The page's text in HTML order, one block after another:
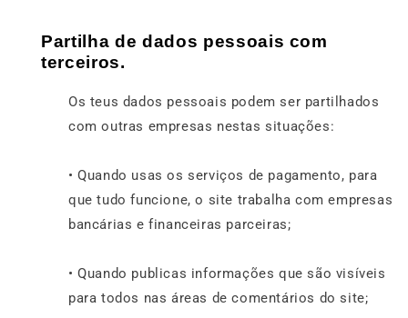
Partilha de dados pessoais com
terceiros.
Os teus dados pessoais podem ser partilhados
com outras empresas nestas situações:
• Quando usas os serviços de pagamento, para
que tudo funcione, o site trabalha com empresas
bancárias e financeiras parceiras;
• Quando publicas informações que são visíveis
para todos nas áreas de comentários do site;